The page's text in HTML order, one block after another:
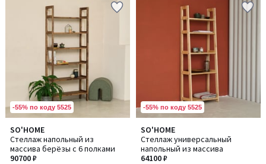
-55% по коду 5525
SO'HOME
Стеллаж напольный из
массива берёзы с 6 полками
90700 ₽
Количество
цветов:
3
-55% по коду 5525
SO'HOME
Стеллаж универсальный
напольный из массива
64100 ₽
Количество
цветов:
2